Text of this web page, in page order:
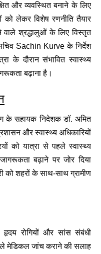
और व्यवस्थित बनाने के लिए
को लेकर विशेष रणनीति तैयार
श्रद्धालुओं के लिए विस्तृत
Sachin Kurveके निर्देश
के दौरान संभावित स्वास्थ्य
बढ़ाना है।
के सहायक निदेशक डॉ. अमित
और स्वास्थ्य अधिकारियों
को यात्रा से पहले स्वास्थ्य
बढ़ाने पर जोर दिया
को शहरों के साथ-साथ ग्रामीण
हृदय रोगियों और सांस संबंधी
मेडिकल जांच कराने की सलाह